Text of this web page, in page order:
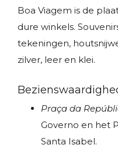
Boa Viagem is de
dure winkels.
tekeningen,
zilver, leer en klei.
Praça da
Governo en het
Santa Isabel.